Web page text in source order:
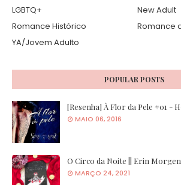
LGBTQ+
New Adult
Romance Histórico
Romance
YA/Jovem Adulto
POPULAR POSTS
[Resenha] À Flor da Pele #01 -
MAIO 06, 2016
O Circo da Noite || Erin
MARÇO 24, 2021